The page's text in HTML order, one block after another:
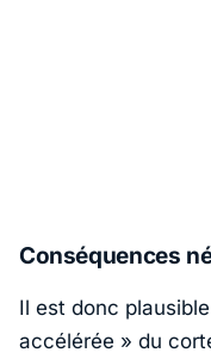
Conséquences
Il est donc
accélérée » du